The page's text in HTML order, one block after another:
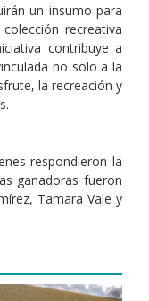
un insumo para
recreativa
contribuye a
no solo a la
la recreación y
respondieron la
ganadoras fueron
Tamara Vale y